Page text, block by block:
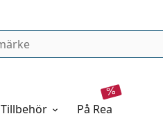
Tillbehör på rea